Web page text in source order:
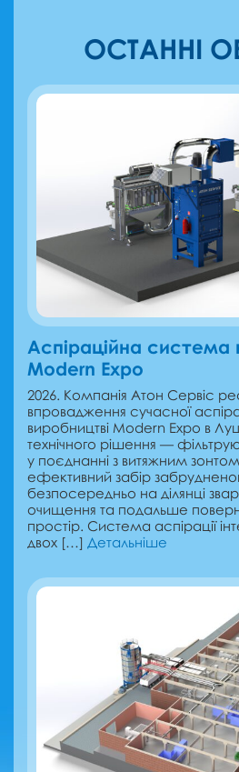
ОСТАННІ
Аспіраційна система
Modern Expo
2026. Компанія Атон Сервіс
впровадження сучасної
виробництві Modern Expo в
технічного рішення —
у поєднанні з витяжним
ефективний забір
безпосередньо на ділянці
очищення та подальше
простір. Система аспірації
двох […] Детальніше